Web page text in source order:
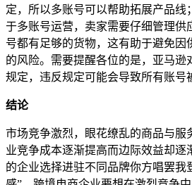
定，所以多账号可以帮助拓展产品线
于多账号运营，卖家需要仔细管理供
号都有足够的货物，这有助于避免因
的风险。需要提醒各位的是，亚马逊
规定，违反规定可能会导致所有账号
结论
市场竞争激烈，眼花缭乱的商品与服
业竞争成本逐渐提高而边际效益却逐
的企业选择进驻不同品牌你方唱罢我